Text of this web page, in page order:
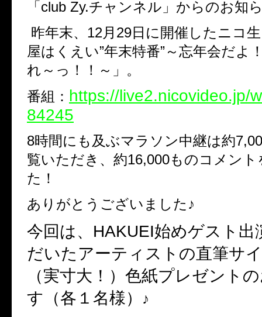
「club Zy.チャンネル」からのお知
昨年末、 12月29日 に開催したニコ
屋はくえい”年末特番”～忘年会だよ
れ～っ！！～」。
番組： https://live2.nicovideo.jp/
84245
8時間にも及ぶマラソン中継は約
覧いただき、約16,000ものコメン
た！
ありがとうございました♪
今回は、 HAKUEI始めゲスト出
だいたアーティストの直筆サ
（実寸大！）色紙プレゼント
す（各１名様）
♪